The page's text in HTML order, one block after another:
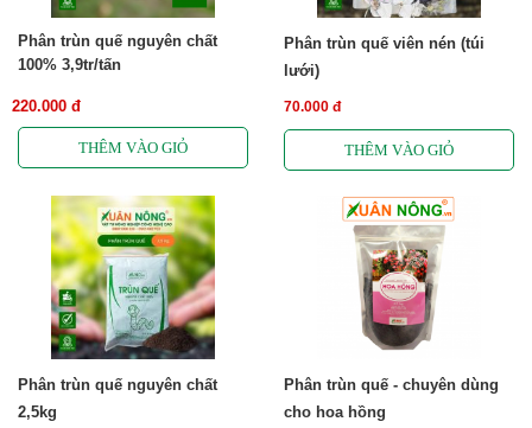
Phân trùn quế nguyên chất
100% 3,9tr/tấn
220.000 đ
Phân trùn quế viên nén (túi
lưới)
70.000 đ
Phân trùn quế nguyên chất
2,5kg
Phân trùn quế - chuyên dùng
cho hoa hồng